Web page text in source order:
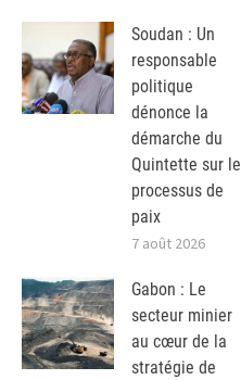
Soudan : Un
responsable
politique
dénonce la
démarche du
Quintette sur le
processus de
paix
7 août 2026
Gabon : Le
secteur minier
au cœur de la
stratégie de